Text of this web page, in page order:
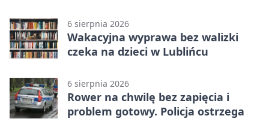
6 sierpnia 2026
Wakacyjna wyprawa bez walizki
czeka na dzieci w Lublińcu
6 sierpnia 2026
Rower na chwilę bez zapięcia i
problem gotowy. Policja ostrzega